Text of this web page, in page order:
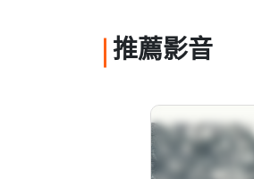
推薦影音
四時守護
字幕